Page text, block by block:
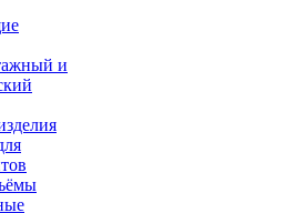
и